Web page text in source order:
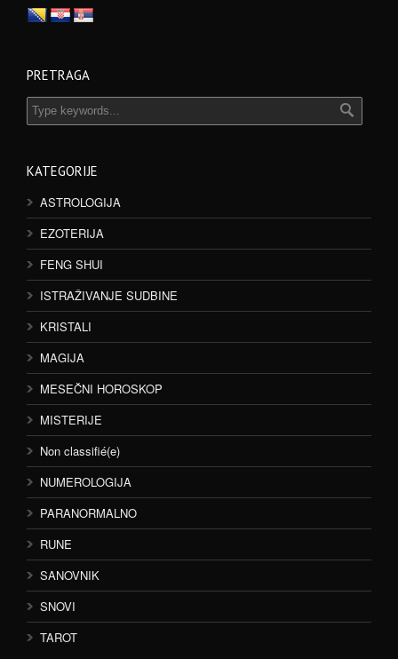
PRETRAGA
KATEGORIJE
ASTROLOGIJA
EZOTERIJA
FENG SHUI
ISTRAŽIVANJE SUDBINE
KRISTALI
MAGIJA
MESEČNI HOROSKOP
MISTERIJE
Non classifié(e)
NUMEROLOGIJA
PARANORMALNO
RUNE
SANOVNIK
SNOVI
TAROT